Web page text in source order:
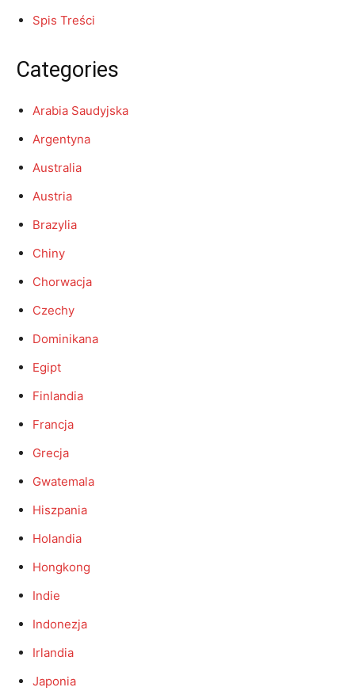
Spis Treści
Categories
Arabia Saudyjska
Argentyna
Australia
Austria
Brazylia
Chiny
Chorwacja
Czechy
Dominikana
Egipt
Finlandia
Francja
Grecja
Gwatemala
Hiszpania
Holandia
Hongkong
Indie
Indonezja
Irlandia
Japonia